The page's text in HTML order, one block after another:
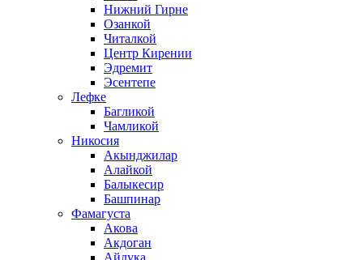
Нижний Гирне
Озанкой
Читалкой
Центр Кирении
Эдремит
Эсентепе
Лефке
Багликой
Чамликой
Никосия
Акынджилар
Алайкой
Балыкесир
Башпинар
Фамагуста
Акова
Акдоган
Айлука